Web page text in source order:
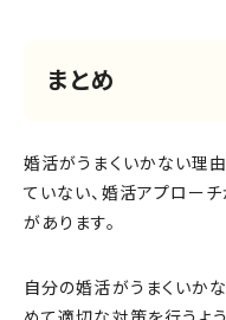
まとめ
婚活がうまくいかない理
ていない、婚活アプロー
があります。
自分の婚活がうまくいか